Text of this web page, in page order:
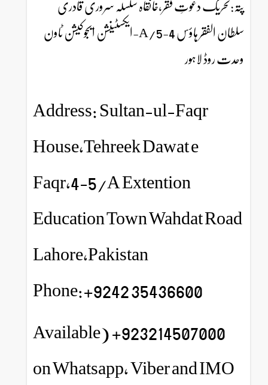
پتہ:تحریک دعوتِ فقر،خانقاہ سلسلہ سروری قادری
سلطان الفقر ہاؤس 4-5/A-ایکسٹینشن ایجوکیشن ٹاون
وحدت روڈ لاہور
Address: Sultan-ul-Faqr
House,Tehreek Dawat e
Faqr,4-5/A Extention
Education Town Wahdat Road
Lahore,Pakistan
Phone:+9242 35436600
923214507000+ (Available
on Whatsapp, Viber and IMO